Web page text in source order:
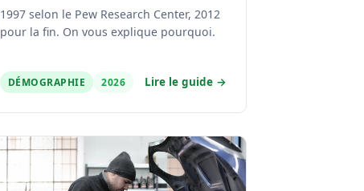
1997 selon le Pew Research Center, 2012
pour la fin. On vous explique pourquoi.
DÉMOGRAPHIE 2026 Lire le guide →